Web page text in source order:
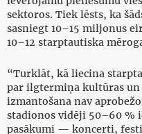
sektoros. Tiek lēsts, ka
sasniegt 10–15 miljonus
10–12 starptautiska
“Turklāt, kā liecina
par ilgtermiņa kultūras
izmantošana nav
stadionos vidēji 50–60 %
pasākumi — koncerti,